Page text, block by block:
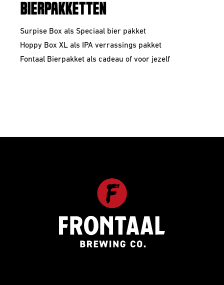
BIERPAKKETTEN
Surpise Box als Speciaal bier pakket
Hoppy Box XL als IPA verrassings pakket
Fontaal Bierpakket als cadeau of voor jezelf